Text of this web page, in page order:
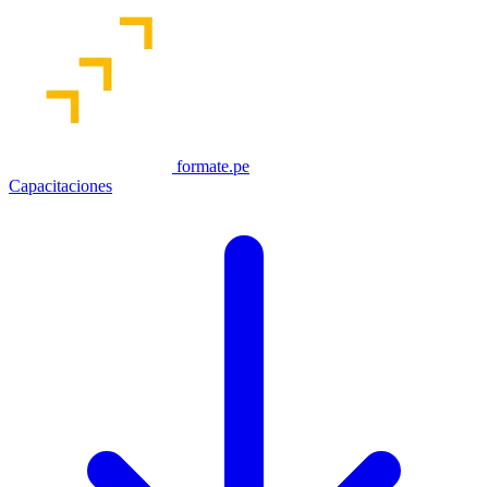
formate.pe
Capacitaciones